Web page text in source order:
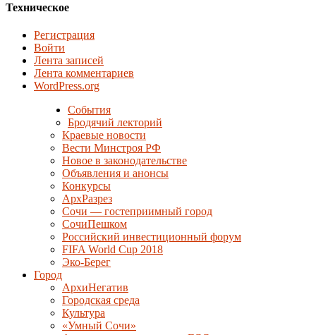
Техническое
Регистрация
Войти
Лента записей
Лента комментариев
WordPress.org
События
Бродячий лекторий
Краевые новости
Вести Минстроя РФ
Новое в законодательстве
Объявления и анонсы
Конкурсы
АрхРазрез
Сочи — гостеприимный город
СочиПешком
Российский инвестиционный форум
FIFA World Cup 2018
Эко-Берег
Город
АрхиНегатив
Городская среда
Культура
«Умный Сочи»